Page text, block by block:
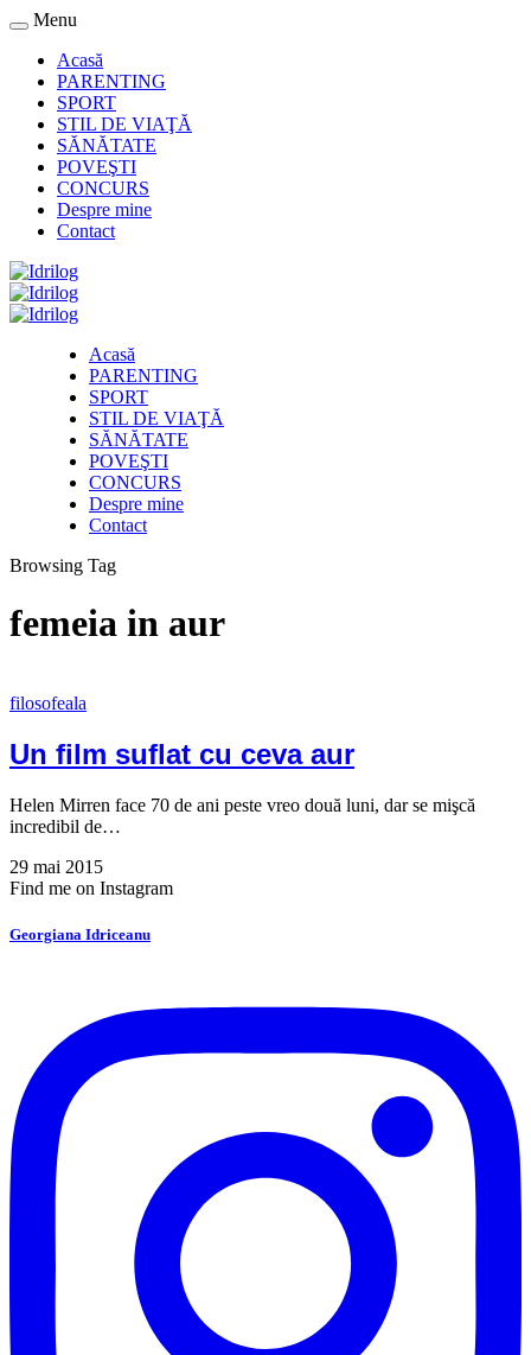
Menu
Acasă
PARENTING
SPORT
STIL DE VIAŢĂ
SĂNĂTATE
POVEŞTI
CONCURS
Despre mine
Contact
Acasă
PARENTING
SPORT
STIL DE VIAŢĂ
SĂNĂTATE
POVEŞTI
CONCURS
Despre mine
Contact
Browsing Tag
femeia in aur
filosofeala
Un film suflat cu ceva aur
Helen Mirren face 70 de ani peste vreo două luni, dar se mişcă
incredibil de…
29 mai 2015
Find me on Instagram
Georgiana Idriceanu